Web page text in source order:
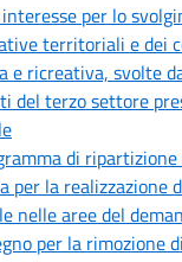
per lo
territoriali e dei
e ricreativa, svolte
del terzo settore
di
per la realizzazione
nelle aree del
per la rimozione